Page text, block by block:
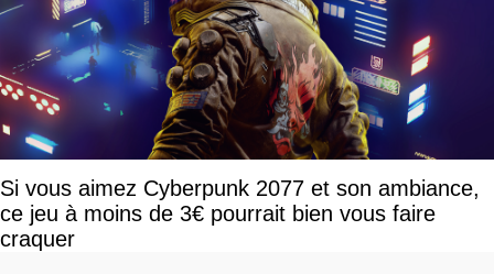
Si vous aimez Cyberpunk 2077 et son ambiance,
ce jeu à moins de 3€ pourrait bien vous faire
craquer